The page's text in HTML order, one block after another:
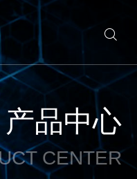

产品中心
CENTER